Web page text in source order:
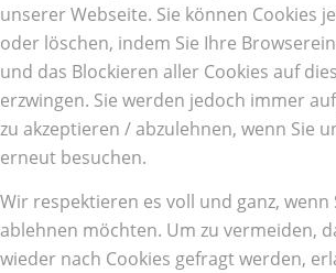
unserer Webseite. Sie können Cookies
oder löschen, indem Sie Ihre
und das Blockieren aller Cookies auf
erzwingen. Sie werden jedoch immer
zu akzeptieren / abzulehnen, wenn Sie
erneut besuchen.
Wir respektieren es voll und ganz, wenn
ablehnen möchten. Um zu vermeiden,
wieder nach Cookies gefragt werden,